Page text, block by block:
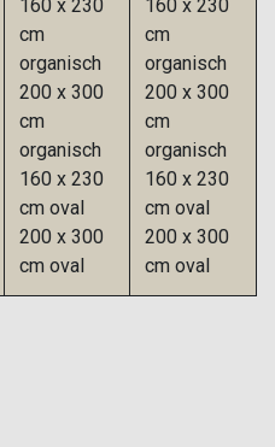
160 x 230
cm
organisch
200 x 300
cm
organisch
160 x 230
cm oval
200 x 300
cm oval
160 x 230
cm
organisch
200 x 300
cm
organisch
160 x 230
cm oval
200 x 300
cm oval